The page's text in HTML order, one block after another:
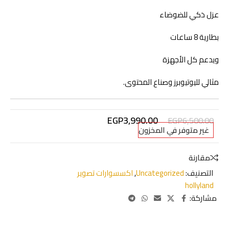
عزل ذكي للضوضاء
بطارية 8 ساعات
ويدعم كل الأجهزة
مثالي لليوتيوبرز وصناع المحتوى.
EGP6,500.00
EGP3,990.00
غير متوفر في المخزون
مقارنة
التصنيف:Uncategorized
,اكسسوارات تصوير
hollyland
مشاركة: